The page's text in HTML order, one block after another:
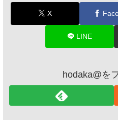
X
LINE
hodaka@を